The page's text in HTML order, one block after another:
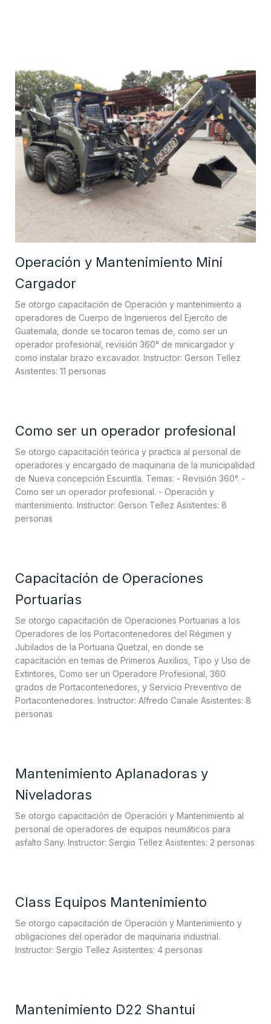
Operación y Mantenimiento Mini
Cargador
Se otorgo capacitación de Operación y mantenimiento a
operadores de Cuerpo de Ingenieros del Ejercito de
Guatemala, donde se tocaron temas de, como ser un
operador profesional, revisión 360° de minicargador y
como instalar brazo excavador. Instructor: Gerson Tellez
Asistentes: 11 personas
Como ser un operador profesional
Se otorgo capacitación teórica y practica al personal de
operadores y encargado de maquinaria de la municipalidad
de Nueva concepción Escuintla. Temas: - Revisión 360°. -
Como ser un operador profesional. - Operación y
mantenimiento. Instructor: Gerson Tellez Asistentes: 8
personas
Capacitación de Operaciones
Portuarias
Se otorgo capacitación de Operaciones Portuarias a los
Operadores de los Portacontenedores del Régimen y
Jubilados de la Portuaria Quetzal, en donde se
capacitación en temas de Primeros Auxilios, Tipo y Uso de
Extintores, Como ser un Operadore Profesional, 360
grados de Portacontenedores, y Servicio Preventivo de
Portacontenedores. Instructor: Alfredo Canale Asistentes: 8
personas
Mantenimiento Aplanadoras y
Niveladoras
Se otorgo capacitación de Operación y Mantenimiento al
personal de operadores de equipos neumáticos para
asfalto Sany. Instructor: Sergio Tellez Asistentes: 2 personas
Class Equipos Mantenimiento
Se otorgo capacitación de Operación y Mantenimiento y
obligaciones del operador de maquinaria industrial.
Instructor: Sergio Tellez Asistentes: 4 personas
Mantenimiento D22 Shantui